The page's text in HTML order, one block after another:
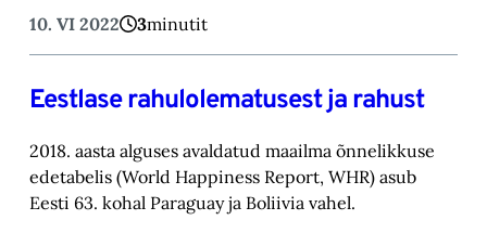
10. VI 2022 3minutit
Eestlase rahulolematusest ja rahust
2018. aasta alguses avaldatud maailma õnnelikkuse
edetabelis (World Happiness Report, WHR) asub
Eesti 63. kohal Paraguay ja Boliivia vahel.